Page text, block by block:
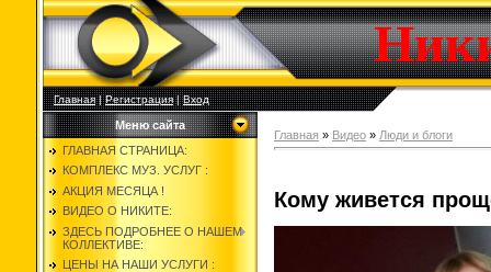
Главная|Регистрация|Вход
Меню сайта
ГЛАВНАЯ СТРАНИЦА:
КОМПЛЕКС МУЗ. УСЛУГ :
АКЦИЯ МЕСЯЦА !
ВИДЕО О НИКИТЕ:
ЗДЕСЬ ПОДРОБНЕЕ О НАШЕМ
КОЛЛЕКТИВЕ:
ЦЕНЫ НА НАШИ УСЛУГИ :
Главная » Видео » Люди и блоги
Кому живется